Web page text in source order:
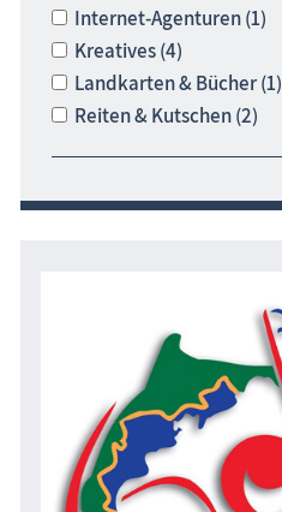
Internet-Agenturen (1)
Kreatives (4)
Landkarten & Bücher (1)
Reiten & Kutschen (2)